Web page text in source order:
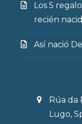
Los 5
recién
Así nació
Rúa da
Lugo,